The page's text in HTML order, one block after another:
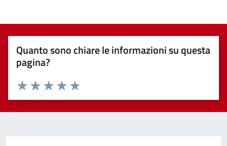
Quanto sono chiare le informazioni su questa
pagina?
Valuta 5 stelle su 5
Valuta 4 stelle su 5
Valuta 3 stelle su 5
Valuta 2 stelle su 5
Valuta 1 stelle su 5